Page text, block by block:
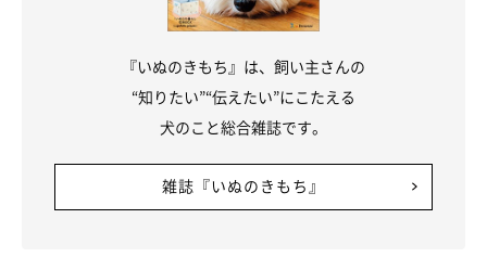
大吉(2011年8月17日生まれ・オス)
茨城県で放し飼いの白い犬(父)とある家庭の茶色い犬(母)の間に
生まれる。飼い主募集サイトを経て穴澤家へ。敬語を話す小学生
のように妙に大人びた性格。雷と花火と暴走族が苦手。せっかく
『いぬのきもち』は、飼い主さんの
“知りたい”“伝えたい”にこたえる
犬のこと総合雑誌です。
雑誌『いぬのきもち』